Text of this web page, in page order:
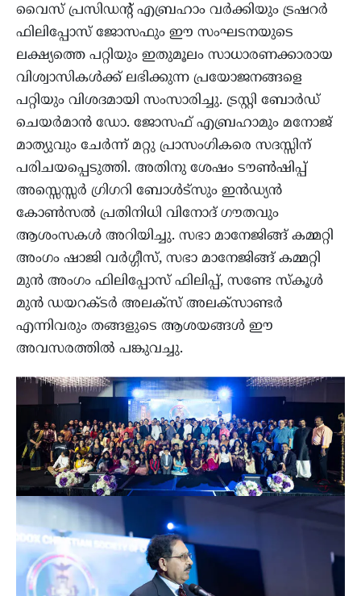
വൈസ് പ്രസിഡന്റ് എബ്രഹാം വര്‍ക്കിയും ട്രഷറര്‍
ഫിലിപ്പോസ് ജോസഫും ഈ സംഘടനയുടെ
ലക്ഷ്യത്തെ പറ്റിയും ഇതുമൂലം സാധാരണക്കാരായ
വിശ്വാസികള്‍ക്ക് ലഭിക്കുന്ന പ്രയോജനങ്ങളെ
പറ്റിയും വിശദമായി സംസാരിച്ചു. ട്രസ്റ്റി ബോര്‍ഡ്
ചെയര്‍മാന്‍ ഡോ. ജോസഫ് എബ്രഹാമും മനോജ്
മാത്യുവും ചേര്‍ന്ന് മറ്റു പ്രാസംഗികരെ സദസ്സിന്
പരിചയപ്പെടുത്തി. അതിനു ശേഷം ടൗണ്‍ഷിപ്പ്
അസ്സെസ്സര്‍ ഗ്രിഗറി ബോള്‍ട്‌സും ഇന്‍ഡ്യന്‍
കോണ്‍സല്‍ പ്രതിനിധി വിനോദ് ഗൗതവും
ആശംസകള്‍ അറിയിച്ചു. സഭാ മാനേജിങ്ങ് കമ്മറ്റി
അംഗം ഷാജി വര്‍ഗ്ഗീസ്, സഭാ മാനേജിങ്ങ് കമ്മറ്റി
മുന്‍ അംഗം ഫിലിപ്പോസ് ഫിലിപ്പ്, സണ്ടേ സ്‌കൂള്‍
മുന്‍ ഡയറക്ടര്‍ അലക്‌സ് അലക്‌സാണ്ടര്‍
എന്നിവരും തങ്ങളുടെ ആശയങ്ങള്‍ ഈ
അവസരത്തില്‍ പങ്കുവച്ചു.